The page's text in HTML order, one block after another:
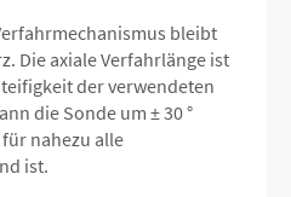
bleibt
Die axiale Verfahrlänge ist
der verwendeten
die Sonde um ± 30 °
nahezu alle
ist.